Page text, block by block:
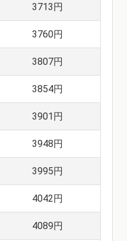
3713円
3760円
3807円
3854円
3901円
3948円
3995円
4042円
4089円